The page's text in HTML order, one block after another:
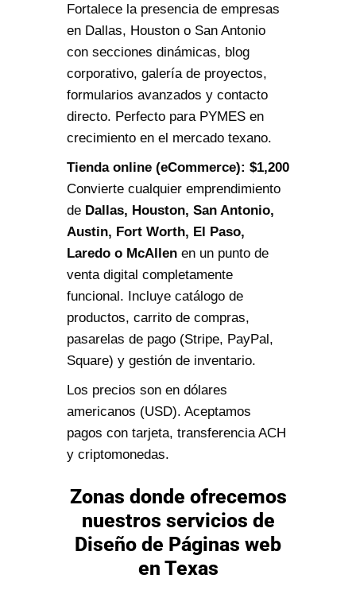
Fortalece la presencia de empresas
en Dallas, Houston o San Antonio
con secciones dinámicas, blog
corporativo, galería de proyectos,
formularios avanzados y contacto
directo. Perfecto para PYMES en
crecimiento en el mercado texano.
Tienda online (eCommerce): $1,200
Convierte cualquier emprendimiento
de Dallas, Houston, San Antonio,
Austin, Fort Worth, El Paso,
Laredo o McAllen en un punto de
venta digital completamente
funcional. Incluye catálogo de
productos, carrito de compras,
pasarelas de pago (Stripe, PayPal,
Square) y gestión de inventario.
Los precios son en dólares
americanos (USD). Aceptamos
pagos con tarjeta, transferencia ACH
y criptomonedas.
Zonas donde ofrecemos
nuestros servicios de
Diseño de Páginas web
en Texas